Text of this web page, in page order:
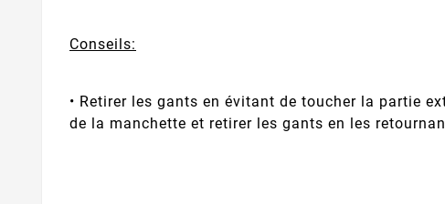
Conseils:
• Retirer les gants en évitant de toucher la partie
de la manchette et retirer les gants en les